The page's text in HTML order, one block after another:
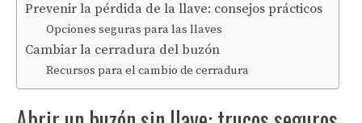
Prevenir la pérdida de la llave: consejos prácticos
Opciones seguras para las llaves
Cambiar la cerradura del buzón
Recursos para el cambio de cerradura